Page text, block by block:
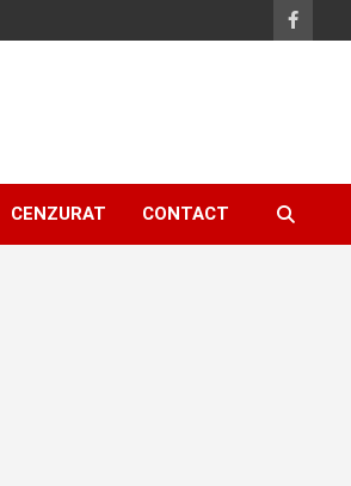
CENZURAT CONTACT